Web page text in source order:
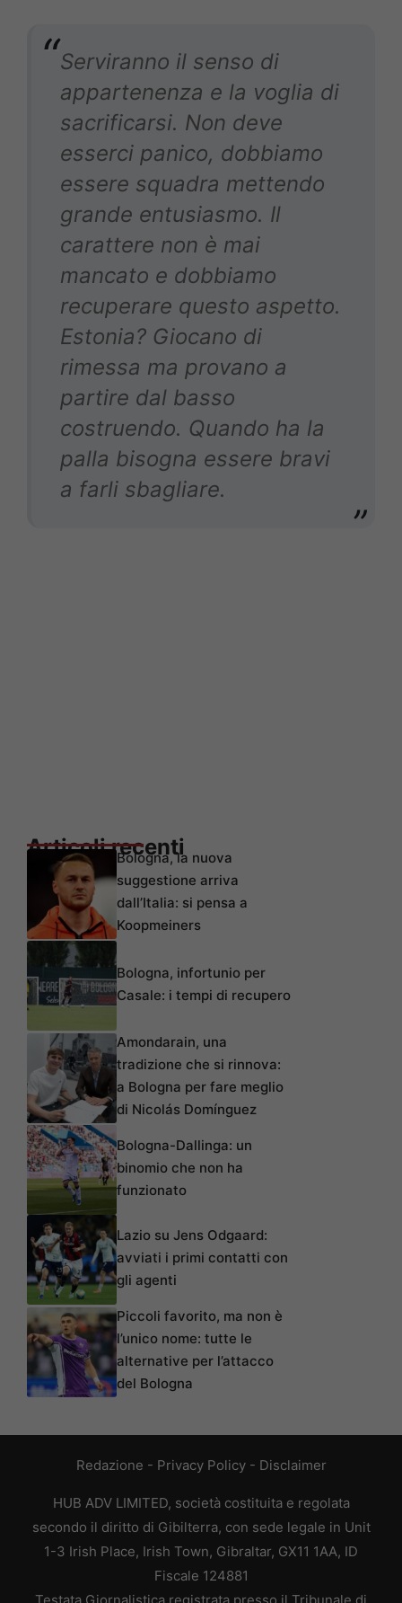
Serviranno il senso di
appartenenza e la voglia di
sacrificarsi. Non deve
esserci panico, dobbiamo
essere squadra mettendo
grande entusiasmo. Il
carattere non è mai
mancato e dobbiamo
recuperare questo aspetto.
Estonia? Giocano di
rimessa ma provano a
partire dal basso
costruendo. Quando ha la
palla bisogna essere bravi
a farli sbagliare.
Articoli recenti
Bologna, la nuova
suggestione arriva
dall’Italia: si pensa a
Koopmeiners
Bologna, infortunio per
Casale: i tempi di recupero
Amondarain, una
tradizione che si rinnova:
a Bologna per fare meglio
di Nicolás Domínguez
Bologna-Dallinga: un
binomio che non ha
funzionato
Lazio su Jens Odgaard:
avviati i primi contatti con
gli agenti
Piccoli favorito, ma non è
l’unico nome: tutte le
alternative per l’attacco
del Bologna
Redazione - Privacy Policy- Disclaimer
HUB ADV LIMITED, società costituita e regolata
secondo il diritto di Gibilterra, con sede legale in Unit
1-3 Irish Place, Irish Town, Gibraltar, GX11 1AA, ID
Fiscale 124881